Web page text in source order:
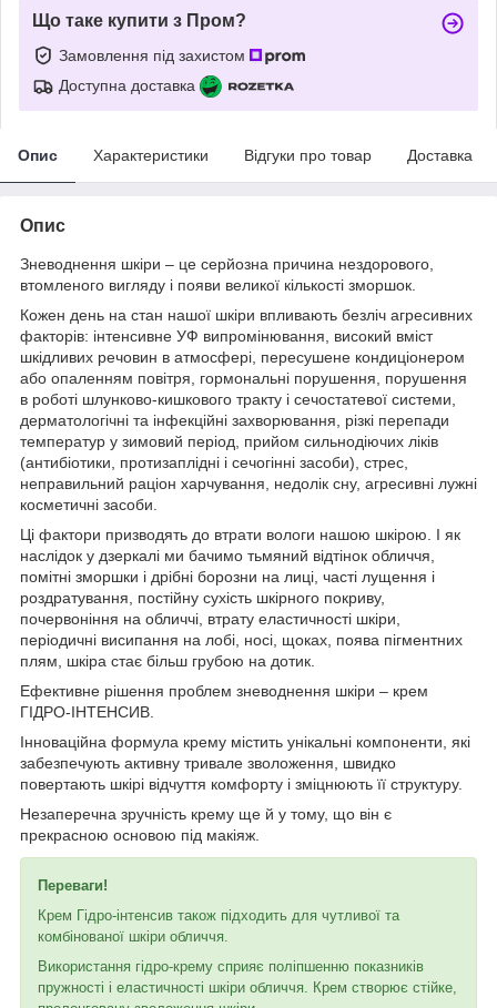
Що таке купити з Пром?
Замовлення під захистом
Доступна доставка
Опис Характеристики Відгуки про товар Доставка
Опис
Зневоднення шкіри – це серйозна причина нездорового,
втомленого вигляду і появи великої кількості зморшок.
Кожен день на стан нашої шкіри впливають безліч агресивних
факторів: інтенсивне УФ випромінювання, високий вміст
шкідливих речовин в атмосфері, пересушене кондиціонером
або опаленням повітря, гормональні порушення, порушення
в роботі шлунково-кишкового тракту і сечостатевої системи,
дерматологічні та інфекційні захворювання, різкі перепади
температур у зимовий період, прийом сильнодіючих ліків
(антибіотики, протизаплідні і сечогінні засоби), стрес,
неправильний раціон харчування, недолік сну, агресивні лужні
косметичні засоби.
Ці фактори призводять до втрати вологи нашою шкірою. І як
наслідок у дзеркалі ми бачимо тьмяний відтінок обличчя,
помітні зморшки і дрібні борозни на лиці, часті лущення і
роздратування, постійну сухість шкірного покриву,
почервоніння на обличчі, втрату еластичності шкіри,
періодичні висипання на лобі, носі, щоках, поява пігментних
плям, шкіра стає більш грубою на дотик.
Ефективне рішення проблем зневоднення шкіри – крем
ГІДРО-ІНТЕНСИВ.
Інноваційна формула крему містить унікальні компоненти, які
забезпечують активну тривале зволоження, швидко
повертають шкірі відчуття комфорту і зміцнюють її структуру.
Незаперечна зручність крему ще й у тому, що він є
прекрасною основою під макіяж.
Переваги!
Крем Гідро-інтенсив також підходить для чутливої та
комбінованої шкіри обличчя.
Використання гідро-крему сприяє поліпшенню показників
пружності і еластичності шкіри обличчя. Крем створює стійке,